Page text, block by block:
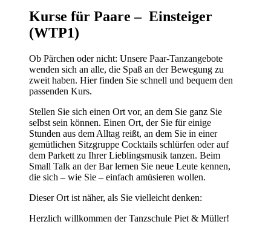
Kurse für Paare – Einsteiger
(WTP1)
Ob Pärchen oder nicht: Unsere Paar-Tanzangebote
wenden sich an alle, die Spaß an der Bewegung zu
zweit haben. Hier finden Sie schnell und bequem den
passenden Kurs.
Stellen Sie sich einen Ort vor, an dem Sie ganz Sie
selbst sein können. Einen Ort, der Sie für einige
Stunden aus dem Alltag reißt, an dem Sie in einer
gemütlichen Sitzgruppe Cocktails schlürfen oder auf
dem Parkett zu Ihrer Lieblingsmusik tanzen. Beim
Small Talk an der Bar lernen Sie neue Leute kennen,
die sich – wie Sie – einfach amüsieren wollen.
Dieser Ort ist näher, als Sie vielleicht denken:
Herzlich willkommen der Tanzschule Piet & Müller!